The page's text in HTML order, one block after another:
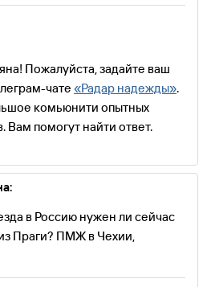
Пожалуйста, задайте ваш
чате «Радар надежды».
комьюнити опытных
Вам помогут найти ответ.
в Россию нужен ли сейчас
Праги? ПМЖ в Чехии,